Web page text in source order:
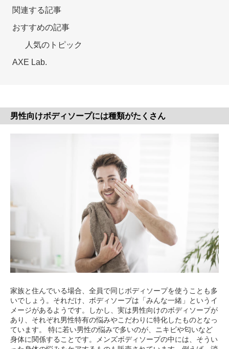
関連する記事
おすすめの記事
人気のトピック
AXE Lab.
男性向けボディソープには種類がたくさん
家族と住んでいる場合、全員で同じボディソープを使うことも多
いでしょう。それだけ、ボディソープは「みんな一緒」というイ
メージがあるようです。しかし、実は男性向けのボディソープが
あり、それぞれ男性特有の悩みやこだわりに特化したものとなっ
ています。 特に若い男性の悩みで多いのが、ニキビや匂いなど
身体に関係することです。メンズボディソープの中には、そうい